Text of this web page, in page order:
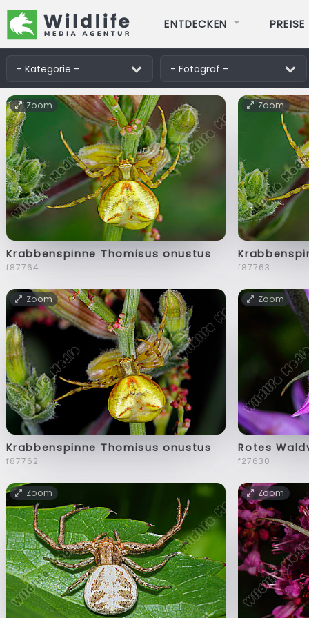
ENTDECKEN PREISE
Zoom
Krabbenspinne Thomisus onustus
f87764
Zoom
f87763
Zoom
Krabbenspinne Thomisus onustus
f87762
Zoom
Rotes
f27630
Zoom Zoom